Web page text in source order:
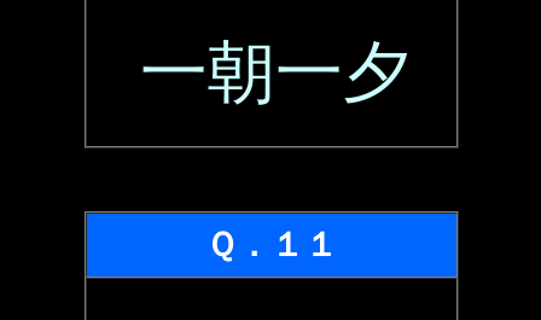
一朝一夕
Ｑ．１１